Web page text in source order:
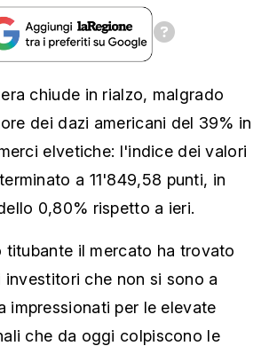
chiude in rialzo, malgrado
dei dazi americani del 39% in
elvetiche: l'indice dei valori
a 11'849,58 punti, in
0,80% rispetto a ieri.
titubante il mercato ha trovato
che non si sono a
impressionati per le elevate
che da oggi colpiscono le